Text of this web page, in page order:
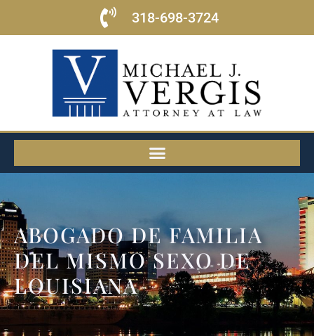
318-698-3724
ABOGADO DE FAMILIA
DEL MISMO SEXO DE
LOUISIANA